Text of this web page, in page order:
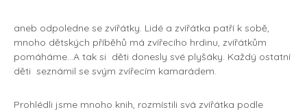
aneb odpoledne se zvířátky. Lidé a zvířátka patří k sobě,
mnoho dětských příběhů má zvířecího hrdinu, zvířátkům
pomáháme…A tak si děti donesly své plyšáky. Každý ostatní
děti seznámil se svým zvířecím kamarádem.
Prohlédli jsme mnoho knih, rozmístili svá zvířátka podle